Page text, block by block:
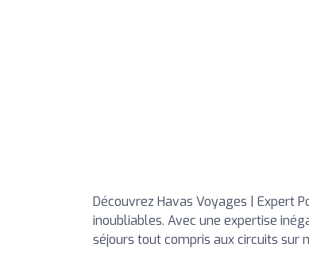
Découvrez Havas Voyages | Expert
inoubliables. Avec une expertise
séjours tout compris aux circuits sur